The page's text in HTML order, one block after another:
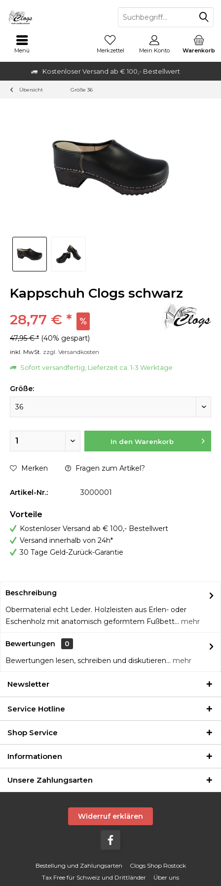
Kostenloser Versand ab € 100,- Bestellwert
Menü Warenkorb
Merkzettel Mein Konto
Übersicht Größe 36
Kappschuh Clogs schwarz
28,77 € *
47,95 € * (40% gespart)
inkl. MwSt. zzgl. Versandkosten
Sofort versandfertig, Lieferzeit ca. 1-3 Werktage
Größe:
In den Warenkorb
Merken Fragen zum Artikel?
Artikel-Nr.: 3000001
Vorteile
Kostenloser Versand ab € 100,- Bestellwert
Versand innerhalb von 24h*
30 Tage Geld-Zurück-Garantie
Beschreibung
Obermaterial echt Leder. Holzleisten aus Erlen- oder
Eschenholz mit anatomisch geformtem Fußbett... mehr
Bewertungen
0
Bewertungen lesen, schreiben und diskutieren... mehr
Newsletter
Service Hotline
Shop Service
Informationen
Unsere Zahlungsarten
Widerruf erklären
Bestellung und Zahlungsarten
Clogs Shop Rostock
Tax Free für Schweiz und Drittländer
Über uns